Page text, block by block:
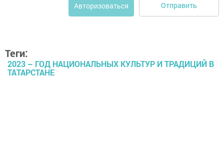
Авторизоваться Отправить
Теги:
2023 – ГОД НАЦИОНАЛЬНЫХ КУЛЬТУР И ТРАДИЦИЙ В
ТАТАРСТАНЕ